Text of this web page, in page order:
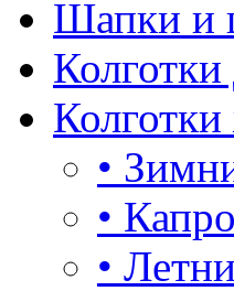
Шапки и
•
•
•